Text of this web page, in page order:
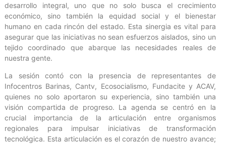
desarrollo integral, uno que no solo busca el crecimiento
económico, sino también la equidad social y el bienestar
humano en cada rincón del estado. Esta sinergia es vital para
asegurar que las iniciativas no sean esfuerzos aislados, sino un
tejido coordinado que abarque las necesidades reales de
nuestra gente.
La sesión contó con la presencia de representantes de
Infocentros Barinas, Cantv, Ecosocialismo, Fundacite y ACAV,
quienes no solo aportaron su experiencia, sino también una
visión compartida de progreso. La agenda se centró en la
crucial importancia de la articulación entre organismos
regionales para impulsar iniciativas de transformación
tecnológica. Esta articulación es el corazón de nuestro avance;